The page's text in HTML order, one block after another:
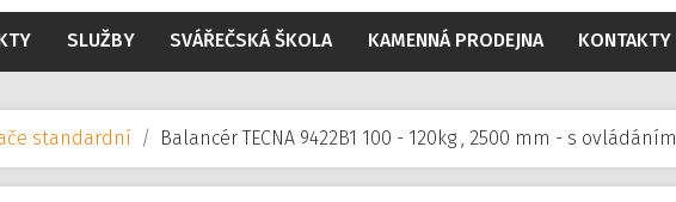
SLUŽBY SVÁŘEČSKÁ ŠKOLA KAMENNÁ PRODEJNA KONTAKTY
standardní Balancér TECNA 9422B1 100 - 120kg , 2500 mm - s ovládáním